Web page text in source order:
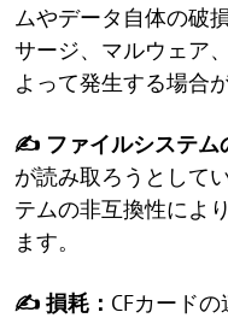
ムやデータ自体の破
サージ、マルウェア
よって発生する場合
✍ ファイルシステム
が読み取ろうとして
テムの非互換性によ
ます。
✍ 損耗： CFカード